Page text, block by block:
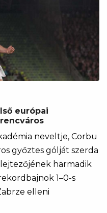
európai
neveltje, Corbu
győztes gólját szerda
harmadik
1–0-s
elleni